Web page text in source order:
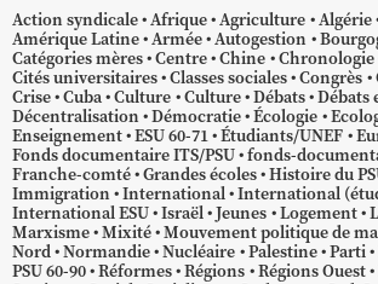
Action syndicale Afrique Agriculture Algérie
Amérique Latine Armée Autogestion
Catégories mères Centre Chine Chronologie
Cités universitaires Classes sociales Congrès
Crise Cuba Culture Culture Débats Débats
Décentralisation Démocratie Écologie
Enseignement ESU 60-71 Étudiants/UNEF
Fonds documentaire ITS/PSU fonds-
Franche-comté Grandes écoles Histoire du
Immigration International International
International ESU Israël Jeunes Logement
Marxisme Mixité Mouvement politique de
Nord Normandie Nucléaire Palestine Parti
PSU 60-90 Réformes Régions Régions Ouest